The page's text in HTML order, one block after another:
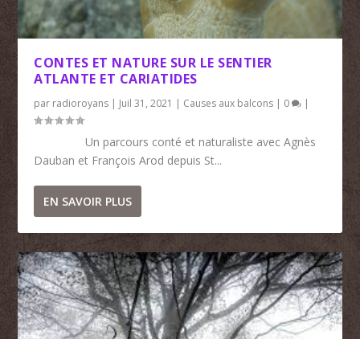
CONTES ET NATURE SUR LE SENTIER
ATLANTE ET CARIATIDES
par radioroyans | Juil 31, 2021 | Causes aux balcons | 0 |
Un parcours conté et naturaliste avec Agnès
Dauban et François Arod depuis St...
EN SAVOIR PLUS